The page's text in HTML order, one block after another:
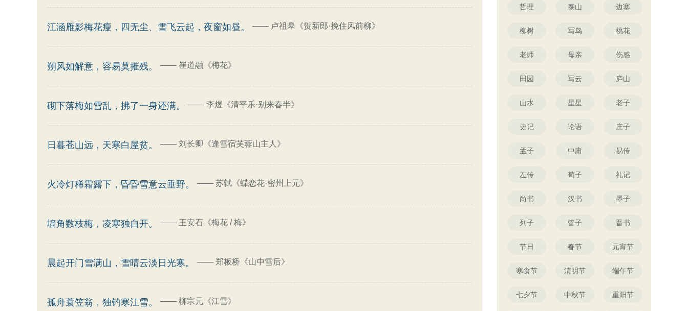
江涵雁影梅花瘦，四无尘、雪飞云起，夜窗如昼。 —— 卢祖皋《贺新郎·挽住风前柳》
朔风如解意，容易莫摧残。 —— 崔道融《梅花》
砌下落梅如雪乱，拂了一身还满。 —— 李煜《清平乐·别来春半》
日暮苍山远，天寒白屋贫。 —— 刘长卿《逢雪宿芙蓉山主人》
火冷灯稀霜露下，昏昏雪意云垂野。 —— 苏轼《蝶恋花·密州上元》
墙角数枝梅，凌寒独自开。 —— 王安石《梅花 / 梅》
晨起开门雪满山，雪晴云淡日光寒。 —— 郑板桥《山中雪后》
孤舟蓑笠翁，独钓寒江雪。 —— 柳宗元《江雪》
哲理 泰山 边塞
柳树 写鸟 桃花
老师 母亲 伤感
田园 写云 庐山
山水 星星 老子
史记 论语 庄子
孟子 中庸 易传
左传 荀子 礼记
尚书 汉书 墨子
列子 管子 晋书
节日 春节 元宵节
寒食节 清明节 端午节
七夕节 中秋节 重阳节